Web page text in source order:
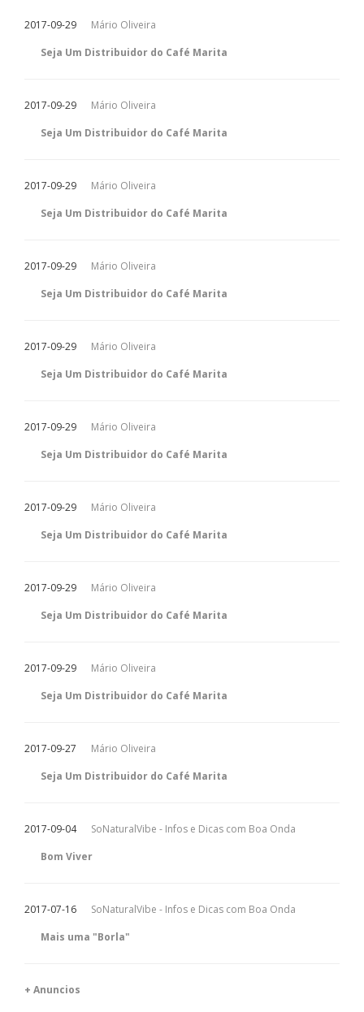
2017-09-29 Mário Oliveira
Seja Um Distribuidor do Café Marita
2017-09-29 Mário Oliveira
Seja Um Distribuidor do Café Marita
2017-09-29 Mário Oliveira
Seja Um Distribuidor do Café Marita
2017-09-29 Mário Oliveira
Seja Um Distribuidor do Café Marita
2017-09-29 Mário Oliveira
Seja Um Distribuidor do Café Marita
2017-09-29 Mário Oliveira
Seja Um Distribuidor do Café Marita
2017-09-29 Mário Oliveira
Seja Um Distribuidor do Café Marita
2017-09-29 Mário Oliveira
Seja Um Distribuidor do Café Marita
2017-09-29 Mário Oliveira
Seja Um Distribuidor do Café Marita
2017-09-27 Mário Oliveira
Seja Um Distribuidor do Café Marita
2017-09-04 SoNaturalVibe - Infos e Dicas com Boa Onda
Bom Viver
2017-07-16 SoNaturalVibe - Infos e Dicas com Boa Onda
Mais uma "Borla"
+ Anuncios